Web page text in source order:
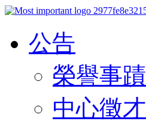
公告
榮譽事蹟
中心徵才